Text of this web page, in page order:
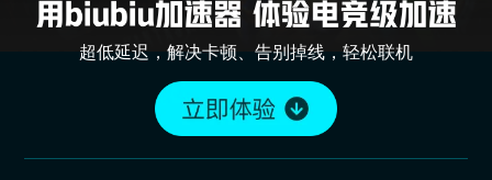
超低延迟，解决卡顿、告别掉线，轻松联机